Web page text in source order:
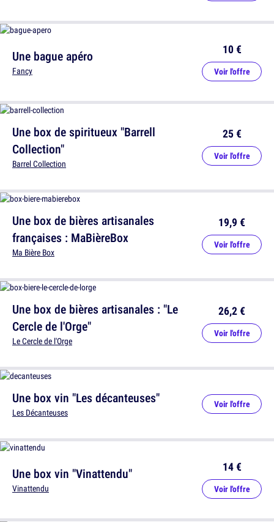
Une bague apéro
Fancy
10 €
Voir l'offre
Une box de bières artisanales
françaises : MaBièreBox
Ma Bière Box
19,9 €
Voir l'offre
Une box vin "Les décanteuses"
Les Décanteuses
Voir l'offre
Une box de spiritueux "Barrell
Collection"
Barrel Collection
25 €
Voir l'offre
Une box de bières artisanales : "Le
Cercle de l'Orge"
Le Cercle de l'Orge
26,2 €
Voir l'offre
Une box vin "Vinattendu"
Vinattendu
14 €
Voir l'offre